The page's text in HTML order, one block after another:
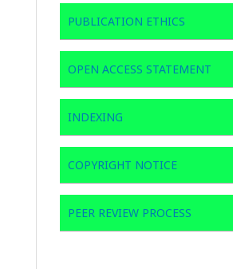
PUBLICATION ETHICS
OPEN ACCESS STATEMENT
INDEXING
COPYRIGHT NOTICE
PEER REVIEW PROCESS